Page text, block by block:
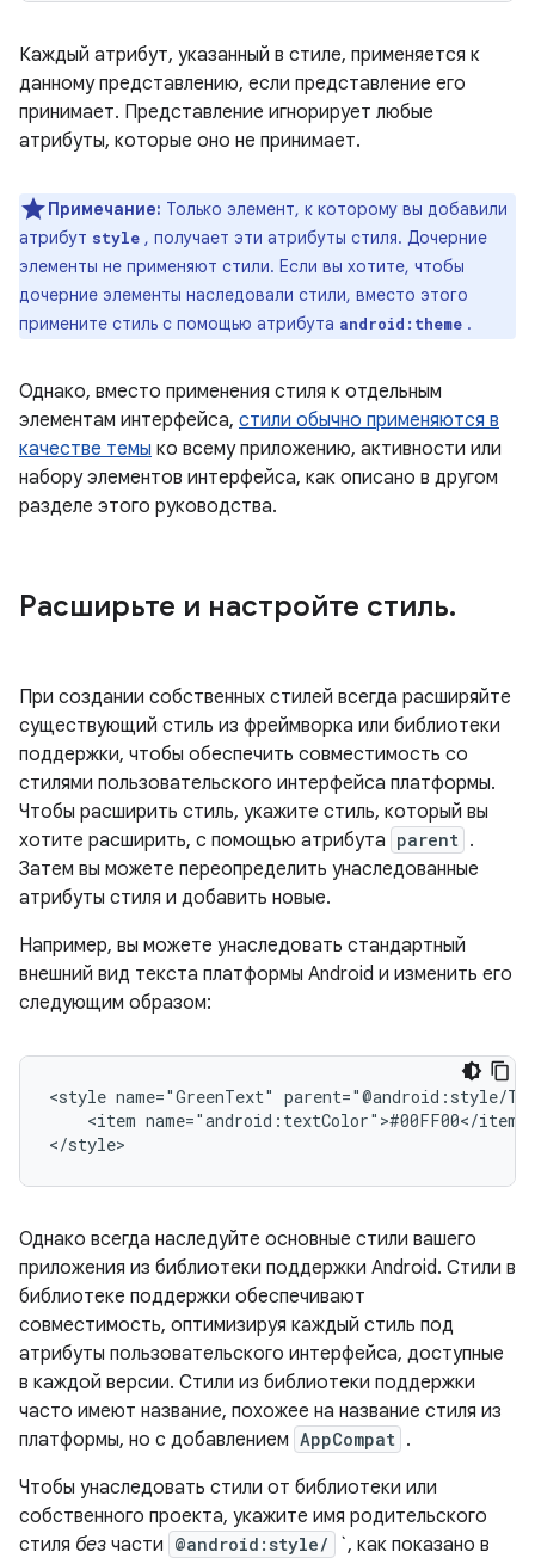
Каждый атрибут, указанный в стиле, применяется к
данному представлению, если представление его
принимает. Представление игнорирует любые
атрибуты, которые оно не принимает.
Примечание: Только элемент, к которому вы добавили
атрибут style , получает эти атрибуты стиля. Дочерние
элементы не применяют стили. Если вы хотите, чтобы
дочерние элементы наследовали стили, вместо этого
примените стиль с помощью атрибута android:theme .
Однако, вместо применения стиля к отдельным
элементам интерфейса, стили обычно применяются в
качестве темы ко всему приложению, активности или
набору элементов интерфейса, как описано в другом
разделе этого руководства.
Расширьте и настройте стиль.
При создании собственных стилей всегда расширяйте
существующий стиль из фреймворка или библиотеки
поддержки, чтобы обеспечить совместимость со
стилями пользовательского интерфейса платформы.
Чтобы расширить стиль, укажите стиль, который вы
хотите расширить, с помощью атрибута parent .
Затем вы можете переопределить унаследованные
атрибуты стиля и добавить новые.
Например, вы можете унаследовать стандартный
внешний вид текста платформы Android и изменить его
следующим образом:
<style name="GreenText"
<item name="android:textColor">#00FF00</item>
</style>
Однако всегда наследуйте основные стили вашего
приложения из библиотеки поддержки Android. Стили в
библиотеке поддержки обеспечивают
совместимость, оптимизируя каждый стиль под
атрибуты пользовательского интерфейса, доступные
в каждой версии. Стили из библиотеки поддержки
часто имеют название, похожее на название стиля из
платформы, но с добавлением AppCompat .
Чтобы унаследовать стили от библиотеки или
собственного проекта, укажите имя родительского
стиля без части @android:style/
`, как показано в